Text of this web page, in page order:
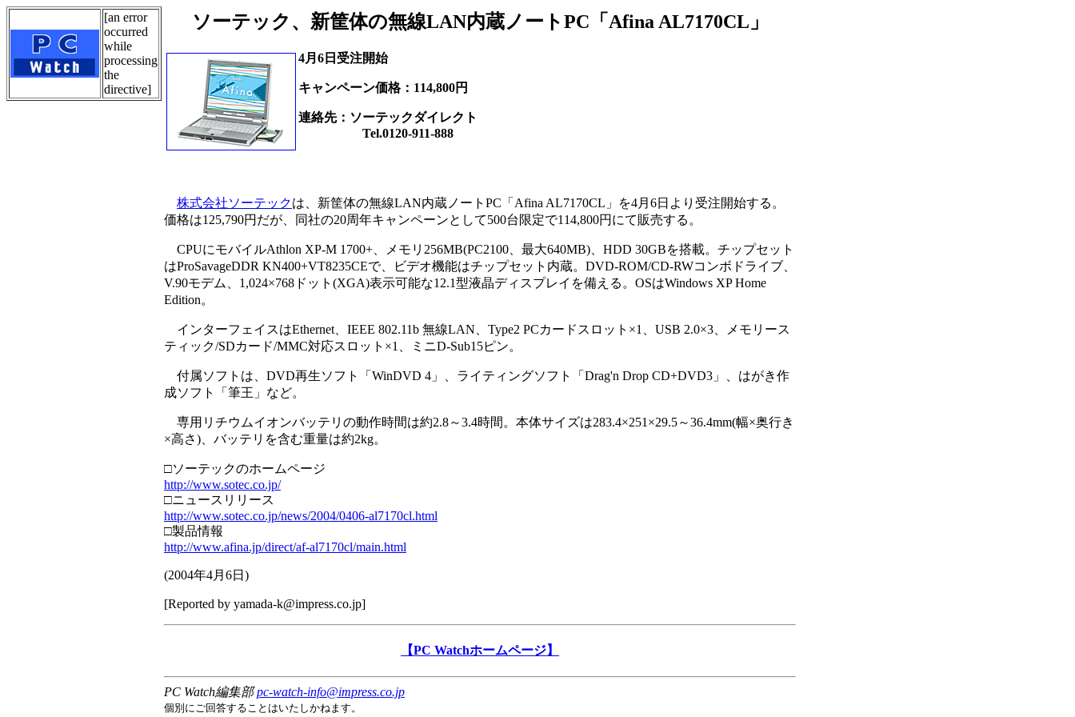
[an error
occurred
while
processing
the
directive]
ソーテック、新筐体の無線LAN内蔵ノートPC「Afina AL7170CL」
4月6日受注開始
キャンペーン価格：114,800円
連絡先：ソーテックダイレクト
Tel.0120-911-888
株式会社ソーテックは、新筐体の無線LAN内蔵ノートPC「Afina AL7170CL」を4月6日より受注開始する。
価格は125,790円だが、同社の20周年キャンペーンとして500台限定で114,800円にて販売する。
CPUにモバイルAthlon XP-M 1700+、メモリ256MB(PC2100、最大640MB)、HDD 30GBを搭載。チップセット
はProSavageDDR KN400+VT8235CEで、ビデオ機能はチップセット内蔵。DVD-ROM/CD-RWコンボドライブ、
V.90モデム、1,024×768ドット(XGA)表示可能な12.1型液晶ディスプレイを備える。OSはWindows XP Home
Edition。
インターフェイスはEthernet、IEEE 802.11b 無線LAN、Type2 PCカードスロット×1、USB 2.0×3、メモリース
ティック/SDカード/MMC対応スロット×1、ミニD-Sub15ピン。
付属ソフトは、DVD再生ソフト「WinDVD 4」、ライティングソフト「Drag'n Drop CD+DVD3」、はがき作
成ソフト「筆王」など。
専用リチウムイオンバッテリの動作時間は約2.8～3.4時間。本体サイズは283.4×251×29.5～36.4mm(幅×奥行き
×高さ)、バッテリを含む重量は約2kg。
□ソーテックのホームページ
http://www.sotec.co.jp/
□ニュースリリース
http://www.sotec.co.jp/news/2004/0406-al7170cl.html
□製品情報
http://www.afina.jp/direct/af-al7170cl/main.html
(2004年4月6日 )
[Reported by yamada-k@impress.co.jp]
【PC Watchホームページ】
PC Watch編集部pc-watch-info@impress.co.jp
個別にご回答することはいたしかねます。